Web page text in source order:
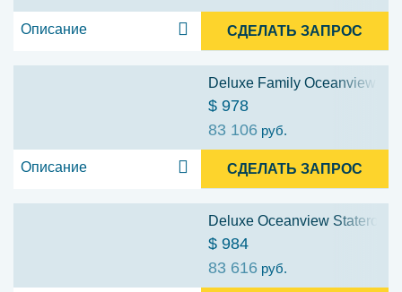
Описание СДЕЛАТЬ ЗАПРОС
Deluxe Family Oceanview
$ 978
83 106 руб.
Описание СДЕЛАТЬ ЗАПРОС
Deluxe Oceanview
$ 984
83 616 руб.